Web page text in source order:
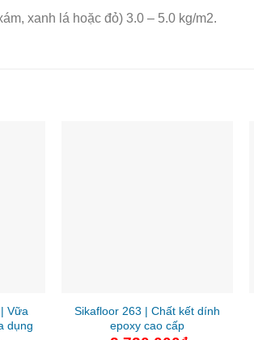
xanh lá hoặc đỏ) 3.0 – 5.0 kg/m2.
Vữa
dụng
Sikafloor 263 | Chất kết dính
epoxy cao cấp